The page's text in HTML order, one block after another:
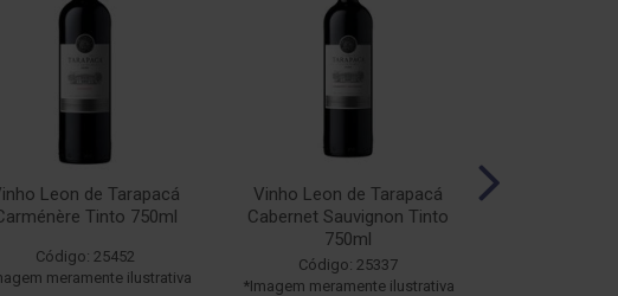
Leon de Tarapacá
Tinto 750ml
Código: 25452
meramente ilustrativa
Vinho Leon de Tarapacá
Cabernet Sauvignon Tinto
750ml
Código: 25337
*Imagem meramente ilustrativa